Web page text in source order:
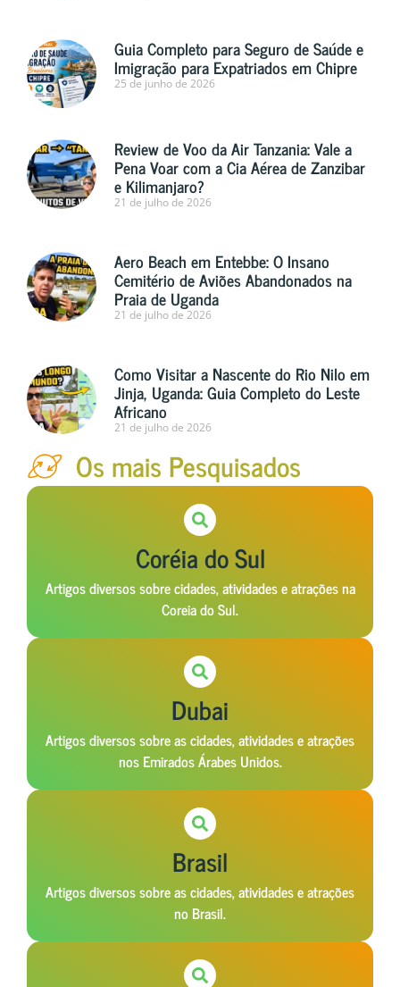
Guia Completo para Seguro de Saúde e
Imigração para Expatriados em Chipre
25 de junho de 2026
Review de Voo da Air Tanzania: Vale a
Pena Voar com a Cia Aérea de Zanzibar
e Kilimanjaro?
21 de julho de 2026
Aero Beach em Entebbe: O Insano
Cemitério de Aviões Abandonados na
Praia de Uganda
21 de julho de 2026
Como Visitar a Nascente do Rio Nilo em
Jinja, Uganda: Guia Completo do Leste
Africano
21 de julho de 2026
Os mais Pesquisados
Coréia do Sul
Artigos diversos sobre cidades, atividades e atrações na
Coreia do Sul.
Dubai
Artigos diversos sobre as cidades, atividades e atrações
nos Emirados Árabes Unidos.
Brasil
Artigos diversos sobre as cidades, atividades e atrações
no Brasil.